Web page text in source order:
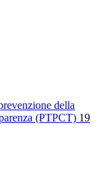
della
(PTPCT) 19